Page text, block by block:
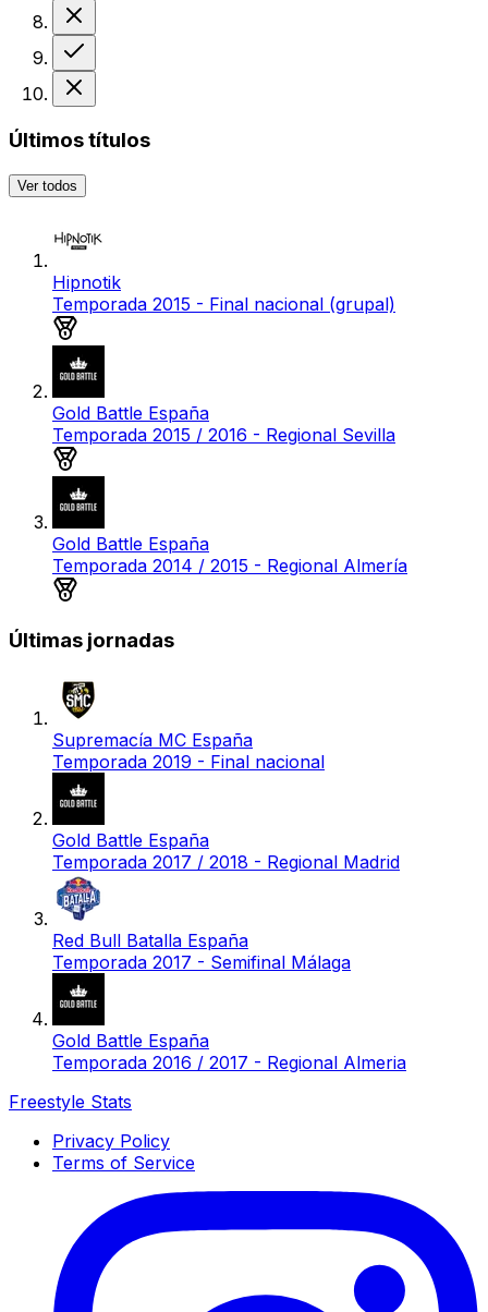
Últimos títulos
Ver todos
Hipnotik
Temporada 2015 - Final nacional (grupal)
Gold Battle España
Temporada 2015 / 2016 - Regional Sevilla
Gold Battle España
Temporada 2014 / 2015 - Regional Almería
Últimas jornadas
Supremacía MC España
Temporada 2019 - Final nacional
Gold Battle España
Temporada 2017 / 2018 - Regional Madrid
Red Bull Batalla España
Temporada 2017 - Semifinal Málaga
Gold Battle España
Temporada 2016 / 2017 - Regional Almeria
Freestyle Stats
Privacy Policy
Terms of Service